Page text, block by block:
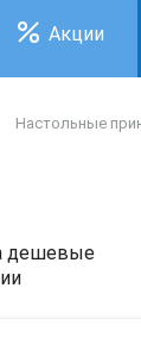
Акции
Настольные
дешевые